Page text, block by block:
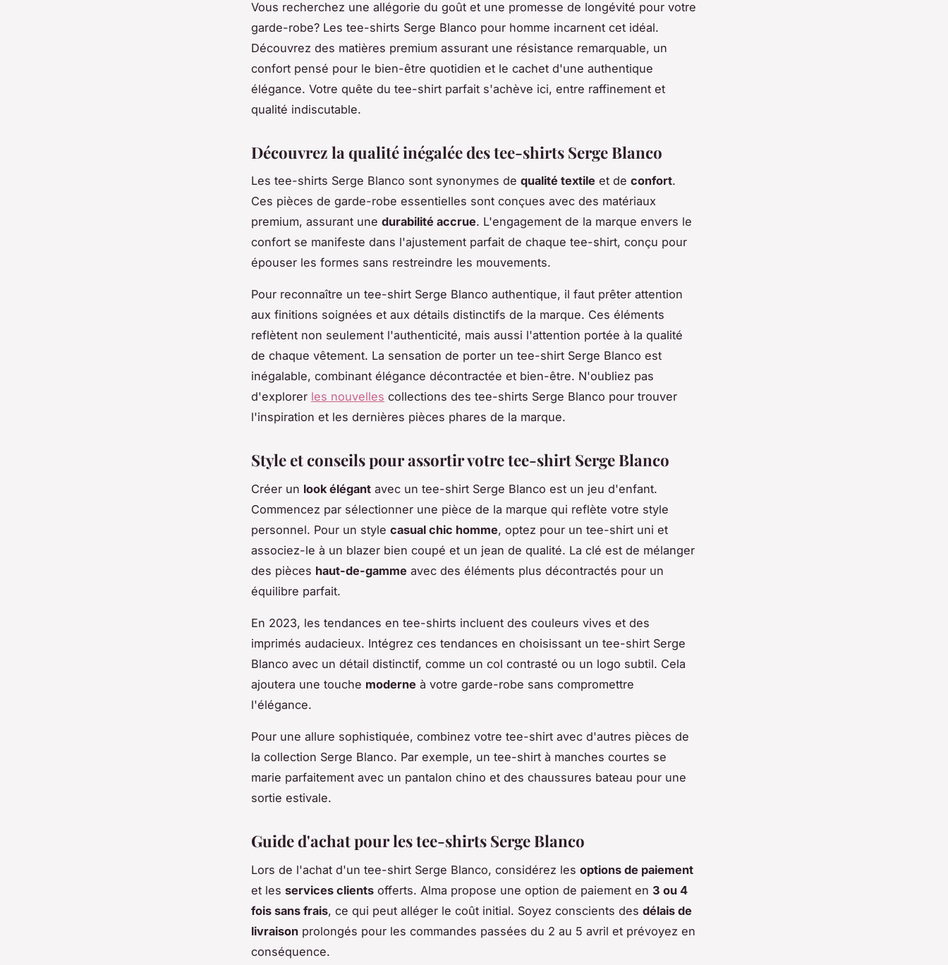
Vous recherchez une allégorie du goût et une promesse de longévité pour votre
garde-robe? Les tee-shirts Serge Blanco pour homme incarnent cet idéal.
Découvrez des matières premium assurant une résistance remarquable, un
confort pensé pour le bien-être quotidien et le cachet d'une authentique
élégance. Votre quête du tee-shirt parfait s'achève ici, entre raffinement et
qualité indiscutable.
Découvrez la qualité inégalée des tee-shirts Serge Blanco
Les tee-shirts Serge Blanco sont synonymes de qualité textile et de confort.
Ces pièces de garde-robe essentielles sont conçues avec des matériaux
premium, assurant une durabilité accrue. L'engagement de la marque envers le
confort se manifeste dans l'ajustement parfait de chaque tee-shirt, conçu pour
épouser les formes sans restreindre les mouvements.
Pour reconnaître un tee-shirt Serge Blanco authentique, il faut prêter attention
aux finitions soignées et aux détails distinctifs de la marque. Ces éléments
reflètent non seulement l'authenticité, mais aussi l'attention portée à la qualité
de chaque vêtement. La sensation de porter un tee-shirt Serge Blanco est
inégalable, combinant élégance décontractée et bien-être. N'oubliez pas
d'explorer les nouvelles collections des tee-shirts Serge Blanco pour trouver
l'inspiration et les dernières pièces phares de la marque.
Style et conseils pour assortir votre tee-shirt Serge Blanco
Créer un look élégant avec un tee-shirt Serge Blanco est un jeu d'enfant.
Commencez par sélectionner une pièce de la marque qui reflète votre style
personnel. Pour un style casual chic homme, optez pour un tee-shirt uni et
associez-le à un blazer bien coupé et un jean de qualité. La clé est de mélanger
des pièces haut-de-gamme avec des éléments plus décontractés pour un
équilibre parfait.
En 2023, les tendances en tee-shirts incluent des couleurs vives et des
imprimés audacieux. Intégrez ces tendances en choisissant un tee-shirt Serge
Blanco avec un détail distinctif, comme un col contrasté ou un logo subtil. Cela
ajoutera une touche moderne à votre garde-robe sans compromettre
l'élégance.
Pour une allure sophistiquée, combinez votre tee-shirt avec d'autres pièces de
la collection Serge Blanco. Par exemple, un tee-shirt à manches courtes se
marie parfaitement avec un pantalon chino et des chaussures bateau pour une
sortie estivale.
Guide d'achat pour les tee-shirts Serge Blanco
Lors de l'achat d'un tee-shirt Serge Blanco, considérez les options de paiement
et les services clients offerts. Alma propose une option de paiement en 3 ou 4
fois sans frais, ce qui peut alléger le coût initial. Soyez conscients des délais de
livraison prolongés pour les commandes passées du 2 au 5 avril et prévoyez en
conséquence.